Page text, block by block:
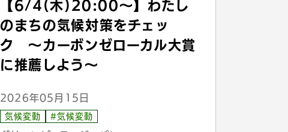
【6/4(木)20:00〜】わたし
のまちの気候対策をチェッ
ク 〜カーボンゼローカル大賞
に推薦しよう〜
2026年05月15日
気候変動 #気候変動